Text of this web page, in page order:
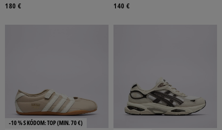
180 € 140 €
-10 % S KÓDOM: TOP (MIN. 70 €)